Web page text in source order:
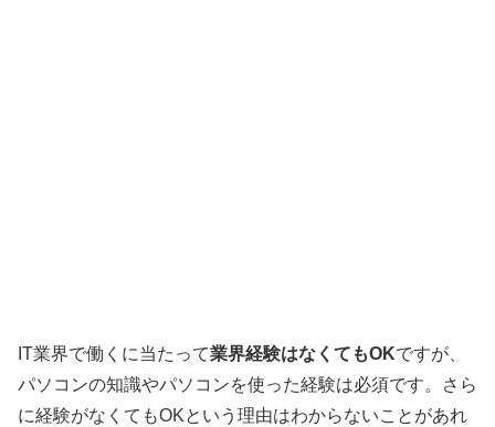
IT業界で働くに当たって業界経験はなくてもOKですが、
パソコンの知識やパソコンを使った経験は必須です。さら
に経験がなくてもOKという理由はわからないことがあれ